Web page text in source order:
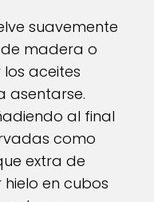
suavemente
madera o
aceites
asentarse.
al final
como
extra de
en cubos